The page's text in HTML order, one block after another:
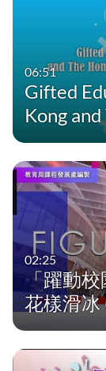
06:51
Gifted
Kong
02:25
「躍動
花樣滑冰